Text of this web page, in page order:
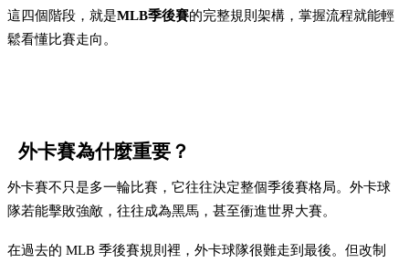
這四個階段，就是MLB季後賽的完整規則架構，掌握流程就能輕
鬆看懂比賽走向。
外卡賽為什麼重要？
外卡賽不只是多一輪比賽，它往往決定整個季後賽格局。外卡球
隊若能擊敗強敵，往往成為黑馬，甚至衝進世界大賽。
在過去的 MLB 季後賽規則裡，外卡球隊很難走到最後。但改制